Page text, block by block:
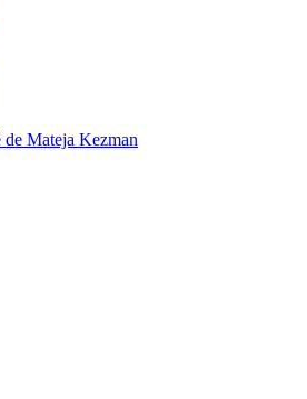
Mateja Kezman